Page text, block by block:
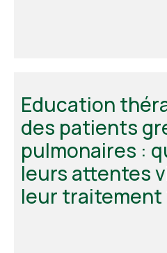
Education
des patients
pulmonaires :
leurs attentes
leur traitement